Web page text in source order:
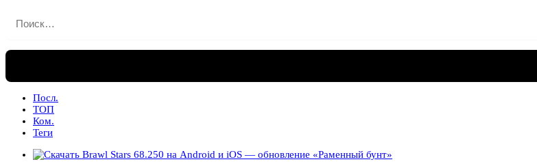
Посл.
ТОП
Ком.
Теги